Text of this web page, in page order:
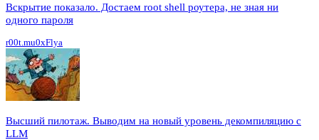
Вскрытие показало. Достаем root shell роутера, не зная ни
одного пароля
r00t.mu0xFlya
Высший пилотаж. Выводим на новый уровень декомпиляцию с
LLM